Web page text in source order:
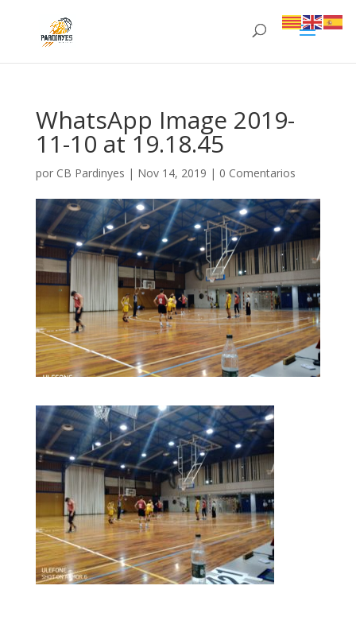
WhatsApp Image 2019-
11-10 at 19.18.45
por CB Pardinyes | Nov 14, 2019 | 0 Comentarios